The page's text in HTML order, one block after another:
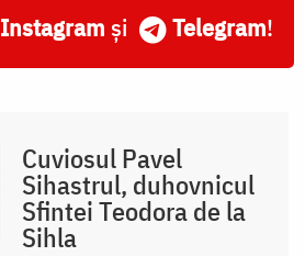
Instagram și Telegram!
Cuviosul Pavel
Sihastrul, duhovnicul
Sfintei Teodora de la
Sihla